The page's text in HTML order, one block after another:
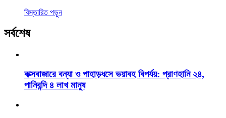
বিস্তারিত পড়ুন
সর্বশেষ
কক্সবাজারে বন্যা ও পাহাড়ধসে ভয়াবহ বিপর্যয়: প্রাণহানি ২৪,
পানিবন্দি ৪ লাখ মানুষ